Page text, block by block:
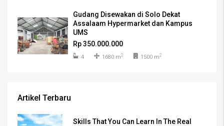
Gudang Disewakan di Solo Dekat
Assalaam Hypermarket dan Kampus
UMS
Rp 350.000.000
4 1680 m2 1500 m2
Artikel Terbaru
Skills That You Can Learn In The Real